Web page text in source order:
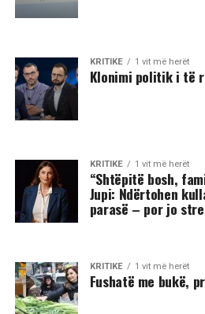
KRITIKE 1 vit më herët
Klonimi politik i të
KRITIKE 1 vit më herët
“Shtëpitë bosh,
Jupi: Ndërtohen
parasë – por jo
KRITIKE 1 vit më herët
Fushatë me bukë,